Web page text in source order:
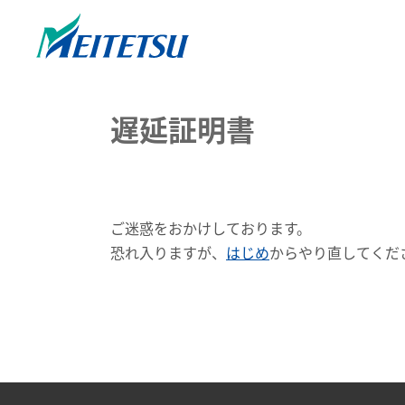
遅延証明書
ご迷惑をおかけしております。
恐れ入りますが、 はじめからやり直してくだ